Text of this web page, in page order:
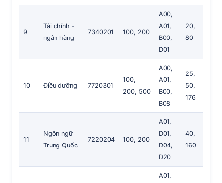
9
Tài chính -
ngân hàng
7340201 100, 200
A00,
A01,
B00,
D01
20,
80
10 Điều dưỡng 7720301
100,
200, 500
A00,
A01,
B00,
B08
25,
50,
176
11
Ngôn ngữ
Trung Quốc
7220204 100, 200
A01,
D01,
D04,
D20
40,
160
A01,